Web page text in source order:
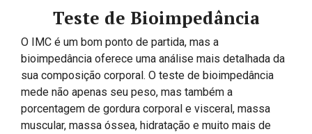
Teste de Bioimpedância
O IMC é um bom ponto de partida, mas a
bioimpedância oferece uma análise mais detalhada da
sua composição corporal. O teste de bioimpedância
mede não apenas seu peso, mas também a
porcentagem de gordura corporal e visceral, massa
muscular, massa óssea, hidratação e muito mais de